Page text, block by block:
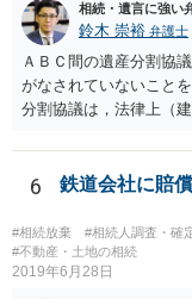
相続・遺言に強い
鈴木 崇裕 弁護士
ＡＢＣ間の遺産分割協
がなされていないこと
分割協議は，法律上（
ん。 また，不動産の名
名捺印を得る必要があ
の遺産分割協議が有効
難と思われます。 「Ａ
死亡し，二次相続が発
要があります。 もちろ
6 鉄道会社に賠
#相続放棄 #相続人調査・確
#不動産・土地の相続
2019年6月28日